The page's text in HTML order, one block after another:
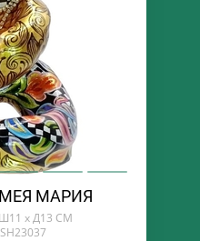
МАРИЯ
х Д13 СМ